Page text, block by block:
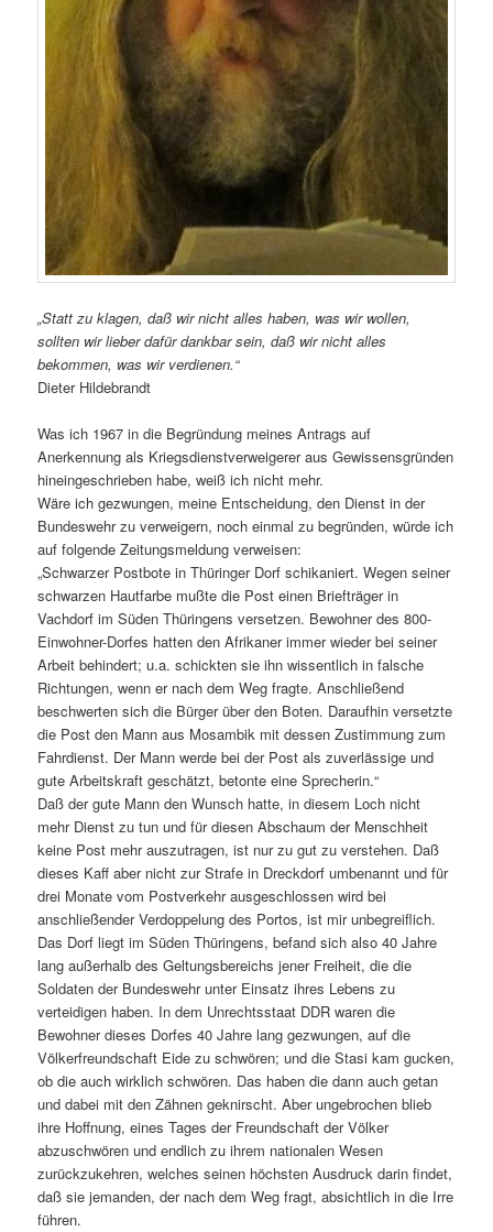
„Statt zu klagen, daß wir nicht alles haben, was wir wollen,
sollten wir lieber dafür dankbar sein, daß wir nicht alles
bekommen, was wir verdienen.“
Dieter Hildebrandt
Was ich 1967 in die Begründung meines Antrags auf
Anerkennung als Kriegsdienstverweigerer aus Gewissensgründen
hineingeschrieben habe, weiß ich nicht mehr.
Wäre ich gezwungen, meine Entscheidung, den Dienst in der
Bundeswehr zu verweigern, noch einmal zu begründen, würde ich
auf folgende Zeitungsmeldung verweisen:
„Schwarzer Postbote in Thüringer Dorf schikaniert. Wegen seiner
schwarzen Hautfarbe mußte die Post einen Briefträger in
Vachdorf im Süden Thüringens versetzen. Bewohner des 800-
Einwohner-Dorfes hatten den Afrikaner immer wieder bei seiner
Arbeit behindert; u.a. schickten sie ihn wissentlich in falsche
Richtungen, wenn er nach dem Weg fragte. Anschließend
beschwerten sich die Bürger über den Boten. Daraufhin versetzte
die Post den Mann aus Mosambik mit dessen Zustimmung zum
Fahrdienst. Der Mann werde bei der Post als zuverlässige und
gute Arbeitskraft geschätzt, betonte eine Sprecherin.“
Daß der gute Mann den Wunsch hatte, in diesem Loch nicht
mehr Dienst zu tun und für diesen Abschaum der Menschheit
keine Post mehr auszutragen, ist nur zu gut zu verstehen. Daß
dieses Kaff aber nicht zur Strafe in Dreckdorf umbenannt und für
drei Monate vom Postverkehr ausgeschlossen wird bei
anschließender Verdoppelung des Portos, ist mir unbegreiflich.
Das Dorf liegt im Süden Thüringens, befand sich also 40 Jahre
lang außerhalb des Geltungsbereichs jener Freiheit, die die
Soldaten der Bundeswehr unter Einsatz ihres Lebens zu
verteidigen haben. In dem Unrechtsstaat DDR waren die
Bewohner dieses Dorfes 40 Jahre lang gezwungen, auf die
Völkerfreundschaft Eide zu schwören; und die Stasi kam gucken,
ob die auch wirklich schwören. Das haben die dann auch getan
und dabei mit den Zähnen geknirscht. Aber ungebrochen blieb
ihre Hoffnung, eines Tages der Freundschaft der Völker
abzuschwören und endlich zu ihrem nationalen Wesen
zurückzukehren, welches seinen höchsten Ausdruck darin findet,
daß sie jemanden, der nach dem Weg fragt, absichtlich in die Irre
führen.